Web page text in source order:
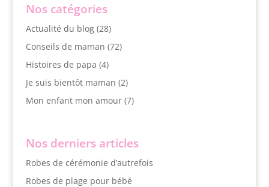
Nos catégories
Actualité du blog(28)
Conseils de maman (72)
Histoires de papa (4)
Je suis bientôt maman (2)
Mon enfant mon amour(7)
Nos derniers articles
Robes de cérémonie d’autrefois
Robes de plage pour bébé